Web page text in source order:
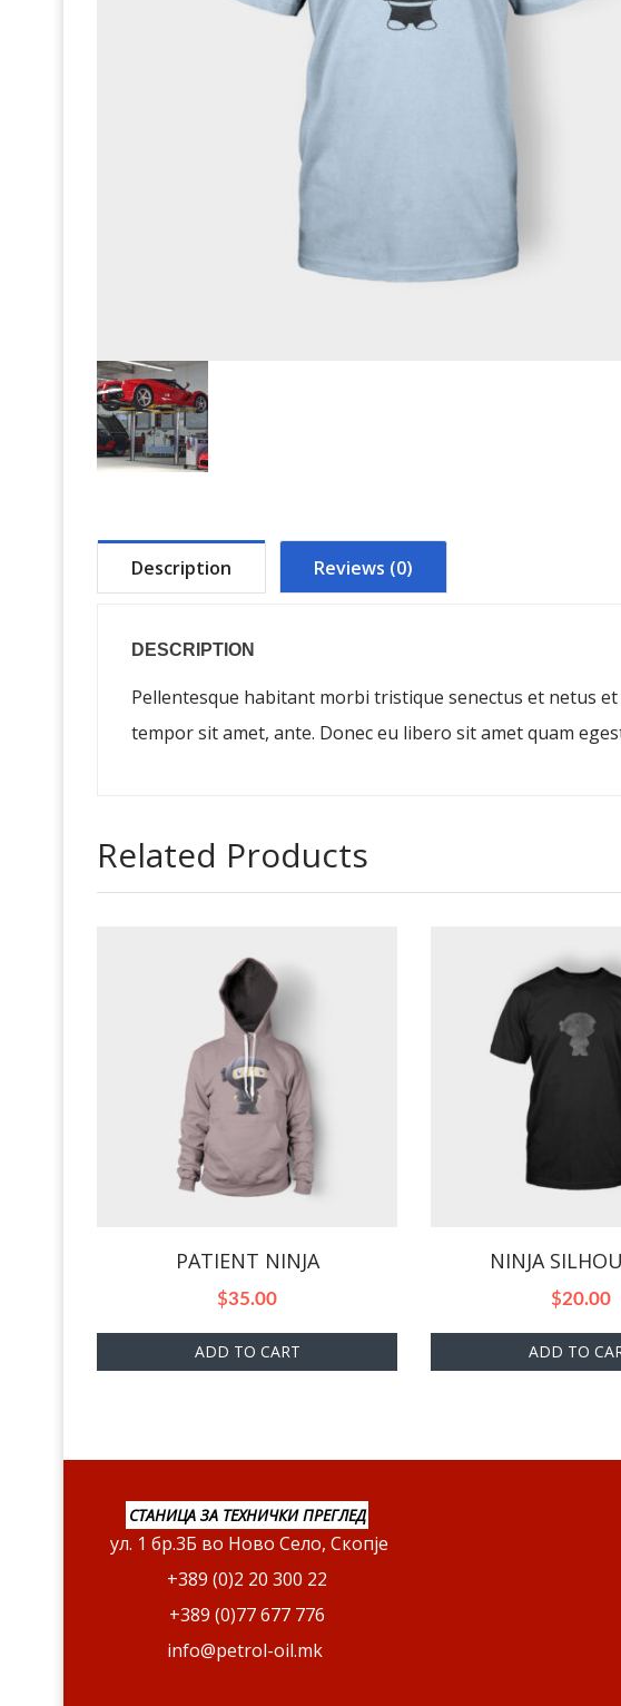
Description Reviews (0)
DESCRIPTION
Pellentesque habitant morbi tristique senectus et netus
tempor sit amet, ante. Donec eu libero sit amet quam
Related Products
PATIENT NINJA
$35.00
ADD TO CART
NINJA
$20.00
ADD TO
СТАНИЦА ЗА ТЕХНИЧКИ ПРЕГЛЕД
ул. 1 бр.3Б во Ново Село, Скопје
+389 (0)2 20 300 22
+389 (0)77 677 776
info@petrol-oil.mk